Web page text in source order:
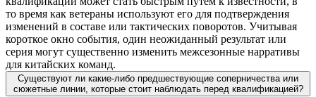
то время как ветераны используют его для подтверждения
изменений в составе или тактических поворотов. Учитывая
короткое окно события, один неожиданный результат или
серия могут существенно изменить межсезонные нарративы
для китайских команд.
Существуют ли какие-либо предшествующие соперничества или
сюжетные линии, которые стоит наблюдать перед квалификацией?